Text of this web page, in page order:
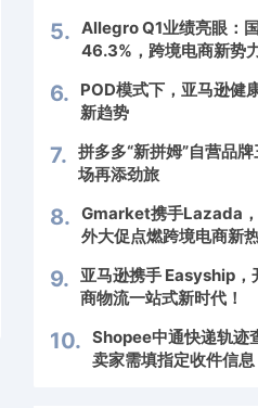
5. Allegro Q1业绩亮眼：
46.3%，跨境电商新势
6.
POD模式下，亚马逊健
新趋势
7. 拼多多“新拼姆”自营品
场再添劲旅
8. Gmarket携手Lazada
外大促点燃跨境电商新
9. 亚马逊携手 Easyship，
商物流一站式新时代！
10. Shopee中通快递轨迹
卖家需填指定收件信